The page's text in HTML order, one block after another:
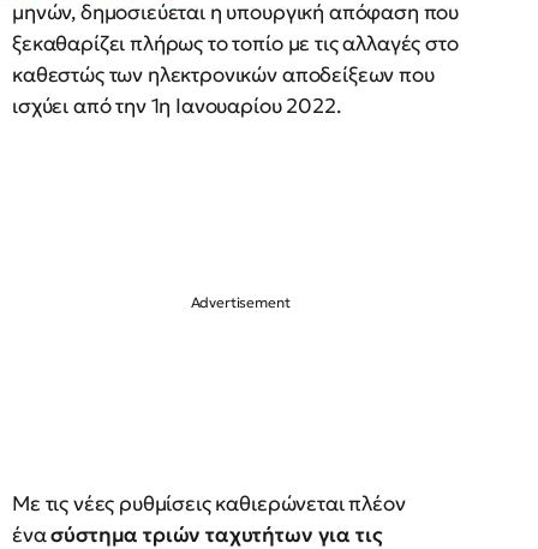
μηνών, δημοσιεύεται η υπουργική απόφαση που
ξεκαθαρίζει πλήρως το τοπίο με τις αλλαγές στο
καθεστώς των ηλεκτρονικών αποδείξεων που
ισχύει από την 1η Ιανουαρίου 2022.
Με τις νέες ρυθμίσεις καθιερώνεται πλέον
ένασύστημα τριών ταχυτήτων για τις